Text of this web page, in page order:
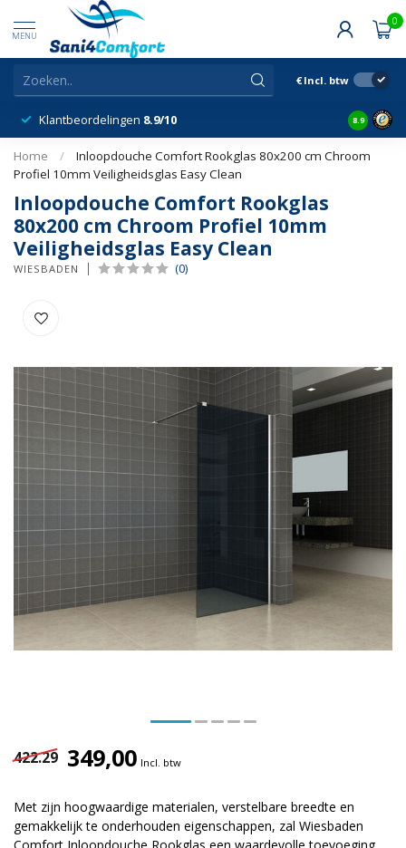
MENU
0
€ Incl. btw
Klantbeordelingen 8.9/10 8.9
Home /
Inloopdouche Comfort Rookglas 80x200 cm Chroom
Profiel 10mm Veiligheidsglas Easy Clean
Inloopdouche Comfort Rookglas
80x200 cm Chroom Profiel 10mm
Veiligheidsglas Easy Clean
WIESBADEN (0)
422.29 349,00 Incl. btw
Met zijn hoogwaardige materialen, verstelbare breedte en
gemakkelijk te onderhouden eigenschappen, zal Wiesbaden